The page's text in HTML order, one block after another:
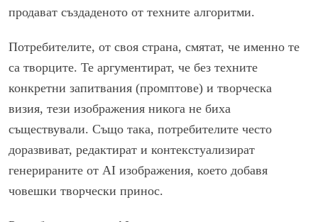
продават създаденото от техните алгоритми.
Потребителите, от своя страна, смятат, че именно те
са творците. Те аргументират, че без техните
конкретни запитвания (промптове) и творческа
визия, тези изображения никога не биха
съществували. Също така, потребителите често
доразвиват, редактират и контекстуализират
генерираните от AI изображения, което добавя
човешки творчески принос.